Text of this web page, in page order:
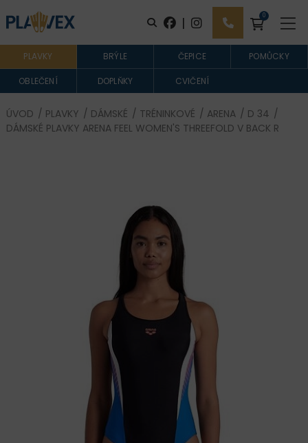
| 0
PLAVKY BRÝLE ČEPICE POMŮCKY
OBLEČENÍ DOPLŇKY CVIČENÍ
ÚVOD / PLAVKY / DÁMSKÉ / TRÉNINKOVÉ / ARENA / D 34 /
DÁMSKÉ PLAVKY ARENA FEEL WOMEN'S THREEFOLD V BACK R